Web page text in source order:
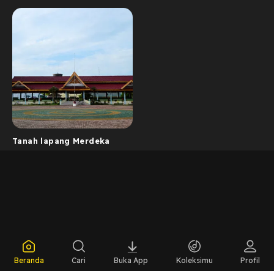
Tanah lapang Merdeka
Beranda Cari Buka App Koleksimu Profil